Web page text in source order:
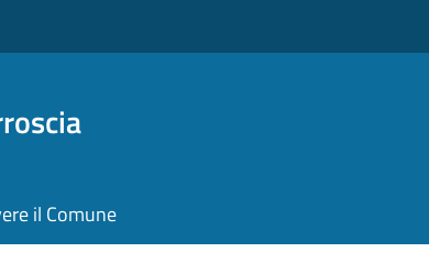
il Comune